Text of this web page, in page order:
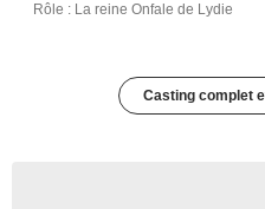
Rôle : La reine Onfale de Lydie
Casting complet